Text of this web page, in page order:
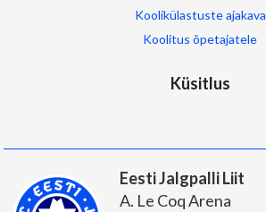
Koolikülastuste ajakava
Koolitus õpetajatele
Küsitlus
Eesti Jalgpalli Liit
A. Le Coq Arena